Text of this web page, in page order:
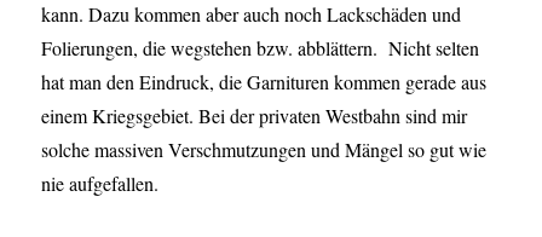
kann. Dazu kommen aber auch noch Lackschäden und
Folierungen, die wegstehen bzw. abblättern. Nicht selten
hat man den Eindruck, die Garnituren kommen gerade aus
einem Kriegsgebiet. Bei der privaten Westbahn sind mir
solche massiven Verschmutzungen und Mängel so gut wie
nie aufgefallen.